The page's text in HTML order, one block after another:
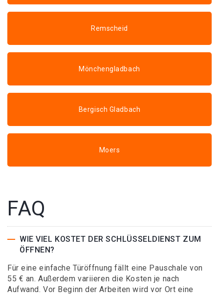
Remscheid
Mönchengladbach
Bergisch Gladbach
Moers
FAQ
WIE VIEL KOSTET DER SCHLÜSSELDIENST ZUM
ÖFFNEN?
Für eine einfache Türöffnung fällt eine Pauschale von
55 € an. Außerdem variieren die Kosten je nach
Aufwand. Vor Beginn der Arbeiten wird vor Ort eine